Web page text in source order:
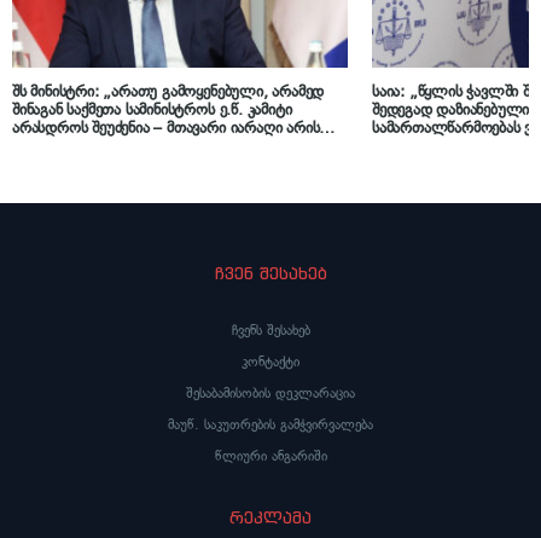
შს მინისტრი: „არათუ გამოყენებული, არამედ
შინაგან საქმეთა სამინისტროს ე.წ. კამიტი
არასდროს შეუძენია – მთავარი იარაღი არის
საია: „წყლის ჭავლში
შედეგად დაზიანებული
სამართალწარმოებას
ჩვენ შესახებ
ჩვენს შესახებ
კონტაქტი
შესაბამისობის დეკლარაცია
მაუწ. საკუთრების გამჭვირვალება
წლიური ანგარიში
რეკლამა